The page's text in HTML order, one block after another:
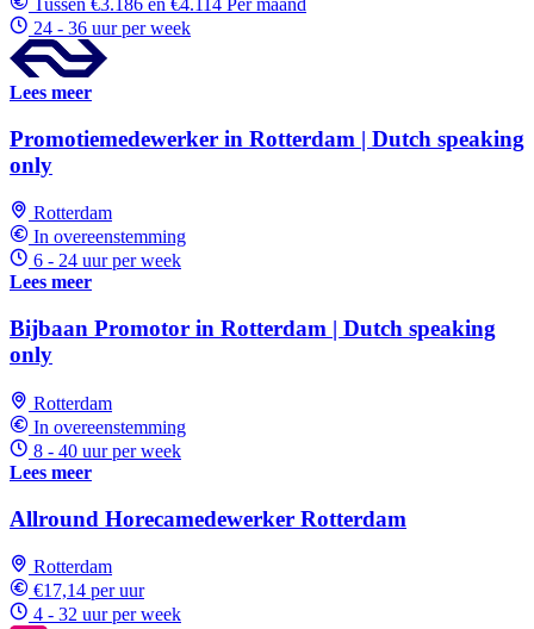
Tussen €3.186 en €4.114 Per maand
24 - 36 uur per week
Lees meer
Promotiemedewerker in Rotterdam | Dutch speaking
only
Rotterdam
In overeenstemming
6 - 24 uur per week
Lees meer
Bijbaan Promotor in Rotterdam | Dutch speaking
only
Rotterdam
In overeenstemming
8 - 40 uur per week
Lees meer
Allround Horecamedewerker Rotterdam
Rotterdam
€17,14 per uur
4 - 32 uur per week